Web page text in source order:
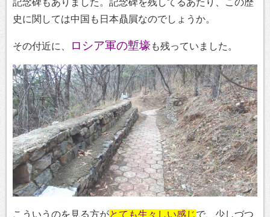
記念碑もありました。記念碑を残してるあたり、この歴
史に関しては中国も日本贔屓なのでしょうか。
その付近に、 ロシア軍の塹壕 も残っていました。
こういうのを見る方がとても生々しい感じで、少しづつ